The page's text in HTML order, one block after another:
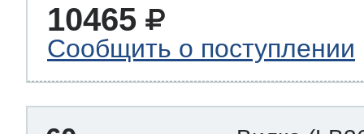
10465
Сообщить о поступлении